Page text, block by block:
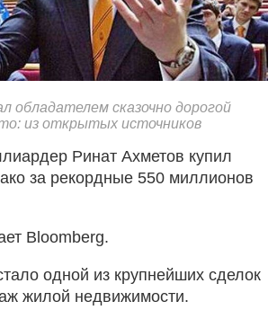
обладателем сказочно дорогой
из открытых источников
Ринат Ахметов купил
за рекордные 550 миллионов
Bloomberg.
одной из крупнейших сделок
жилой недвижимости.